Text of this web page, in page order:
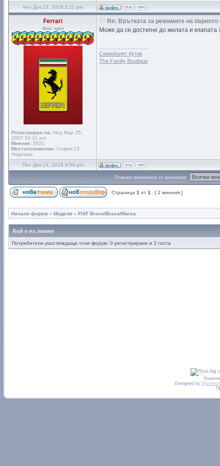
Чет Дек 13, 2018 2:11 pm
Ferrari
Фиат идол
Регистриран на: Нед Мар 25,
2007 10:31 pm
Мнения: 5921
Местоположение: София 13
Надежда
Re: Врътката за режимите на парното
Може да се достигне до жилата и
Семейният бутик
The Family Boutique
Пет Дек 14, 2018 4:59 pm
Покажи мненията от миналия:
Страница 1 от 1 [ 2 мнения ]
Начало форум » Модели » FIAT Bravo/Brava/Marea
Кой е на линия
Потребители разглеждащи този форум: 0 регистрирани и 2 госта
Designed by